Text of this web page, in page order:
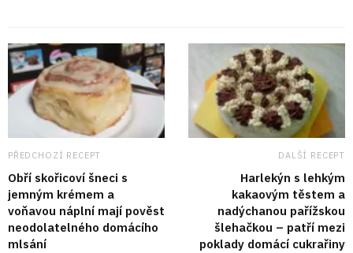
PŘEDCHOZÍ RECEPT
Obří skořicoví šneci s
jemným krémem a
voňavou náplní mají pověst
neodolatelného domácího
mlsání
DALŠÍ RECEPT
Harlekýn s lehkým
kakaovým těstem a
nadýchanou pařížskou
šlehačkou – patří mezi
poklady domácí cukrařiny